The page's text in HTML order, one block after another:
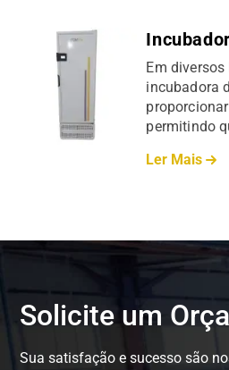
Em
incubadora
permitindo
Ler Mais
Solicite um
Sua satisfação e sucesso são